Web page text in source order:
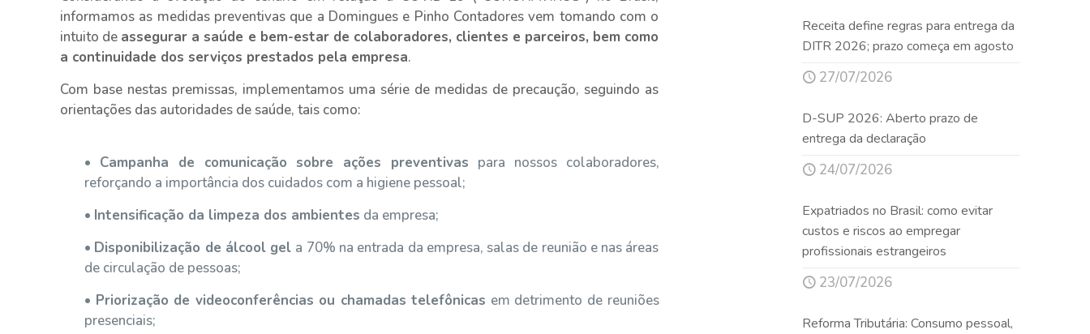
informamos as medidas preventivas que a Domingues e Pinho Contadores vem tomando com o
intuito de assegurar a saúde e bem-estar de colaboradores, clientes e parceiros, bem como
a continuidade dos serviços prestados pela empresa.
Com base nestas premissas, implementamos uma série de medidas de precaução, seguindo as
orientações das autoridades de saúde, tais como:
• Campanha de comunicação sobre ações preventivas para nossos colaboradores,
reforçando a importância dos cuidados com a higiene pessoal;
• Intensificação da limpeza dos ambientes da empresa;
• Disponibilização de álcool gel a 70% na entrada da empresa, salas de reunião e nas áreas
de circulação de pessoas;
• Priorização de videoconferências ou chamadas telefônicas em detrimento de reuniões
presenciais;
Receita define regras para entrega da
DITR 2026; prazo começa em agosto
27/07/2026
D-SUP 2026: Aberto prazo de
entrega da declaração
24/07/2026
Expatriados no Brasil: como evitar
custos e riscos ao empregar
profissionais estrangeiros
23/07/2026
Reforma Tributária: Consumo pessoal,